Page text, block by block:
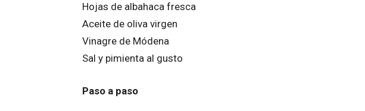
Hojas de albahaca fresca
Aceite de oliva virgen
Vinagre de Módena
Sal y pimienta al gusto
Paso a paso